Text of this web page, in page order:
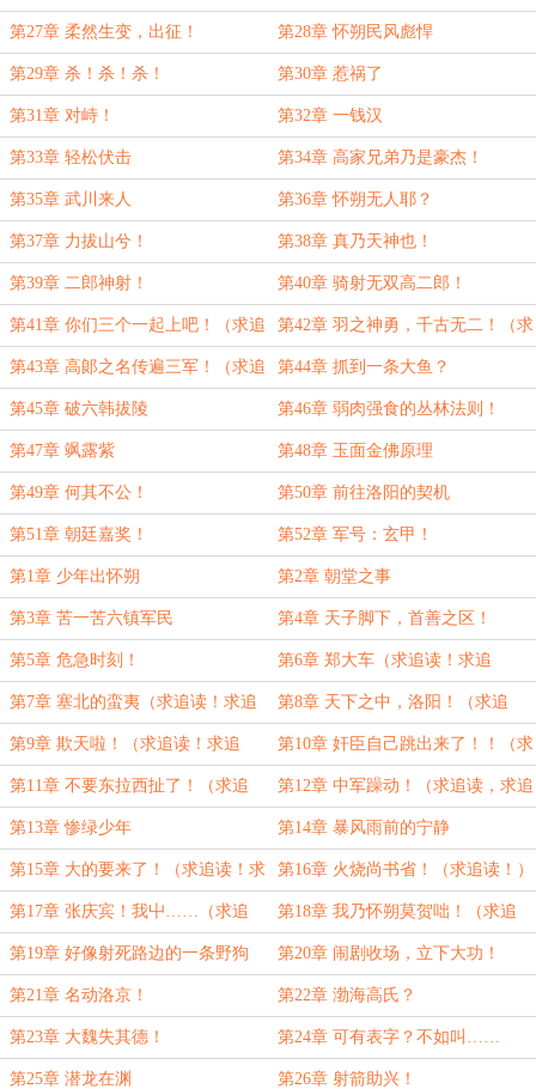
第27章 柔然生变，出征！ 第28章 怀朔民风彪悍
第29章 杀！杀！杀！ 第30章 惹祸了
第31章 对峙！ 第32章 一钱汉
第33章 轻松伏击 第34章 高家兄弟乃是豪杰！
第35章 武川来人 第36章 怀朔无人耶？
第37章 力拔山兮！ 第38章 真乃天神也！
第39章 二郎神射！ 第40章 骑射无双高二郎！
第41章 你们三个一起上吧！（求追
读）
第42章 羽之神勇，千古无二！（求
追读）
第43章 高郞之名传遍三军！（求追
读）
第44章 抓到一条大鱼？
第45章 破六韩拔陵 第46章 弱肉强食的丛林法则！
第47章 飒露紫 第48章 玉面金佛原理
第49章 何其不公！ 第50章 前往洛阳的契机
第51章 朝廷嘉奖！ 第52章 军号：玄甲！
第1章 少年出怀朔 第2章 朝堂之事
第3章 苦一苦六镇军民 第4章 天子脚下，首善之区！
第5章 危急时刻！ 第6章 郑大车（求追读！求追
读！）
第7章 塞北的蛮夷（求追读！求追
读！）
第8章 天下之中，洛阳！（求追
读，求追读！）
第9章 欺天啦！（求追读！求追
读！）
第10章 奸臣自己跳出来了！！（求
追读！）
第11章 不要东拉西扯了！（求追
读！）
第12章 中军躁动！（求追读，求追
读！）
第13章 惨绿少年 第14章 暴风雨前的宁静
第15章 大的要来了！（求追读！求
追读！）
第16章 火烧尚书省！（求追读！）
第17章 张庆宾！我屮……（求追
读！求追读！）
第18章 我乃怀朔莫贺咄！（求追
读！求追读！）
第19章 好像射死路边的一条野狗 第20章 闹剧收场，立下大功！
第21章 名动洛京！ 第22章 渤海高氏？
第23章 大魏失其德！ 第24章 可有表字？不如叫……
第25章 潜龙在渊 第26章 射箭助兴！